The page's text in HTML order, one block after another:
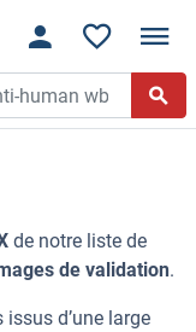
de notre liste de
de validation.
d’une large